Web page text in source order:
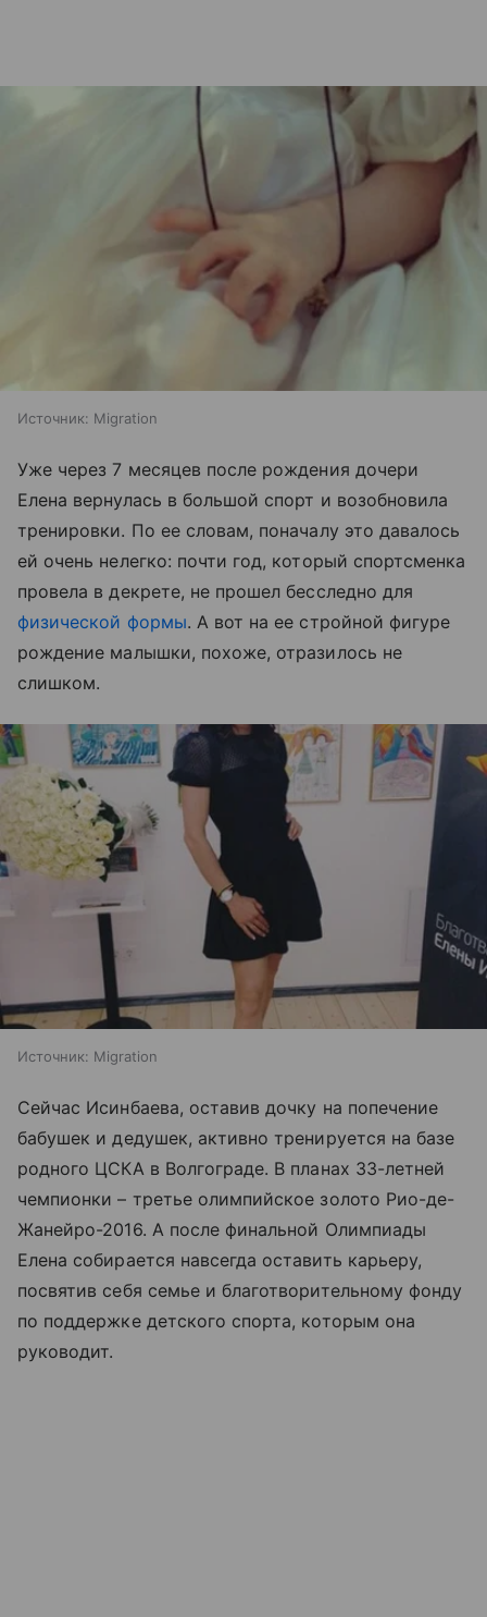
Источник: Migration
Уже через 7 месяцев после рождения дочери
Елена вернулась в большой спорт и возобновила
тренировки. По ее словам, поначалу это давалось
ей очень нелегко: почти год, который спортсменка
провела в декрете, не прошел бесследно для
физической формы. А вот на ее стройной фигуре
рождение малышки, похоже, отразилось не
слишком.
Источник: Migration
Сейчас Исинбаева, оставив дочку на попечение
бабушек и дедушек, активно тренируется на базе
родного ЦСКА в Волгограде. В планах 33-летней
чемпионки – третье олимпийское золото Рио-де-
Жанейро-2016. А после финальной Олимпиады
Елена собирается навсегда оставить карьеру,
посвятив себя семье и благотворительному фонду
по поддержке детского спорта, которым она
руководит.